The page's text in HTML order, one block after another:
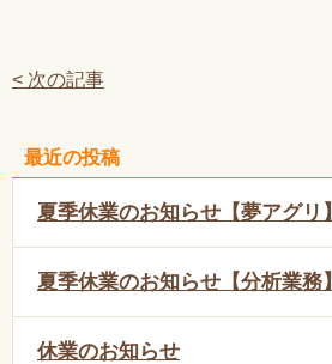
< 次の記事
最近の投稿
夏季休業のお知らせ【夢アグリ】
夏季休業のお知らせ【分析業務】
休業のお知らせ